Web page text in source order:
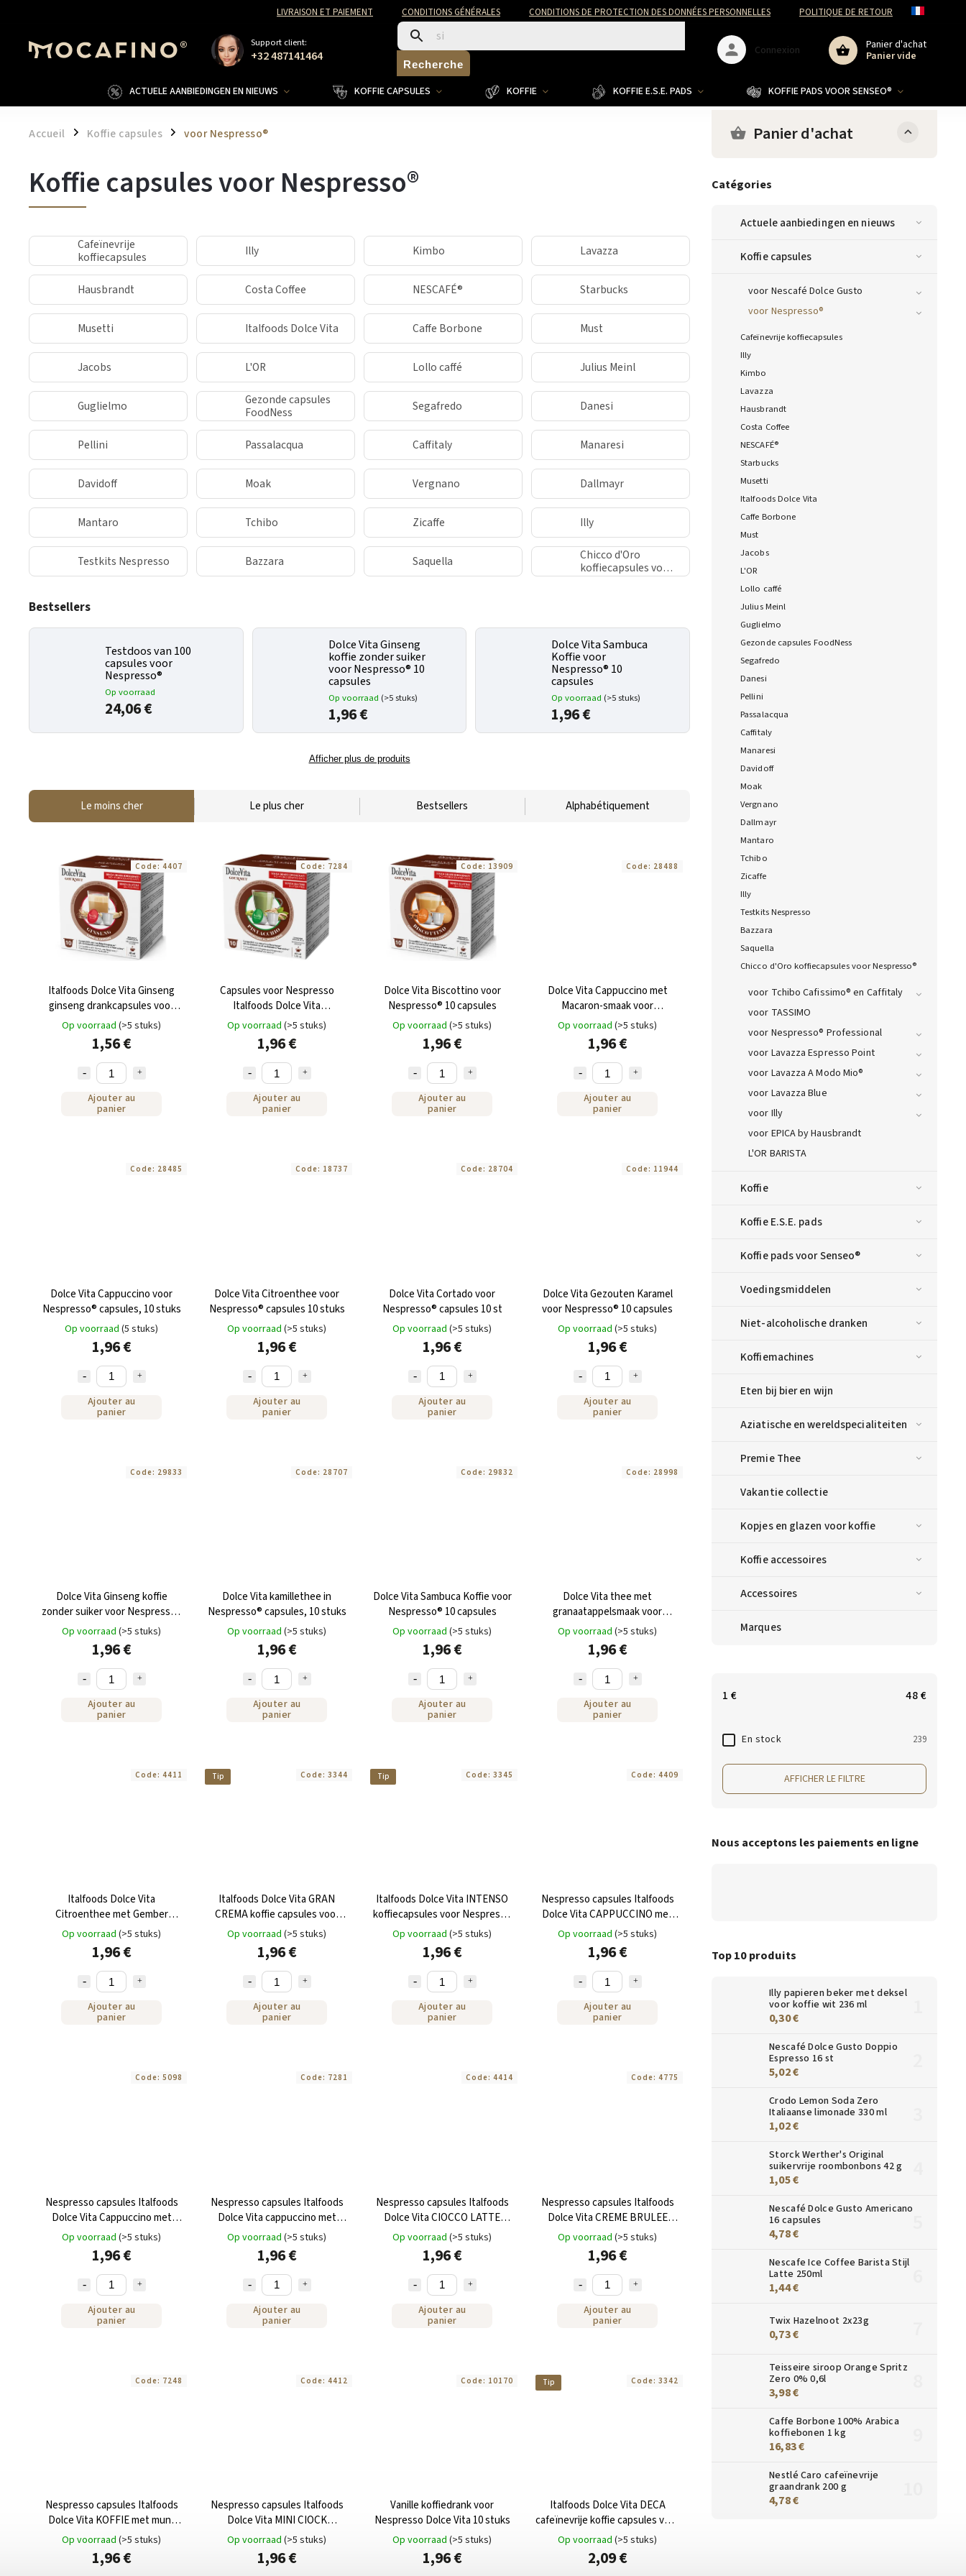
LIVRAISON ET PAIEMENT CONDITIONS GÉNÉRALES CONDITIONS DE PROTECTION DES DONNÉES PERSONNELLES POLITIQUE DE RETOUR
Support client:
+32 487141464 Recherche
Panier d'achat
Panier vide
Connexion
ACTUELE AANBIEDINGEN EN NIEUWS KOFFIE CAPSULES KOFFIE KOFFIE E.S.E. PADS KOFFIE PADS VOOR SENSEO®
Accueil / Koffie capsules / voor Nespresso® Panier d'achat
Catégories
Actuele aanbiedingen en nieuws
Koffie capsules
voor Nescafé Dolce Gusto
voor Nespresso®
Cafeïnevrije koffiecapsules
Illy
Kimbo
Lavazza
Hausbrandt
Costa Coffee
NESCAFÉ®
Starbucks
Musetti
Italfoods Dolce Vita
Caffe Borbone
Must
Jacobs
L'OR
Lollo caffé
Julius Meinl
Guglielmo
Gezonde capsules FoodNess
Segafredo
Danesi
Pellini
Passalacqua
Caffitaly
Manaresi
Davidoff
Moak
Vergnano
Dallmayr
Mantaro
Tchibo
Zicaffe
Illy
Testkits Nespresso
Bazzara
Saquella
Chicco d'Oro koffiecapsules voor Nespresso®
voor Tchibo Cafissimo® en Caffitaly
voor TASSIMO
voor Nespresso® Professional
voor Lavazza Espresso Point
voor Lavazza A Modo Mio®
voor Lavazza Blue
voor Illy
voor EPICA by Hausbrandt
L'OR BARISTA
Koffie
Koffie E.S.E. pads
Koffie pads voor Senseo®
Voedingsmiddelen
Niet-alcoholische dranken
Koffiemachines
Eten bij bier en wijn
Aziatische en wereldspecialiteiten
Premie Thee
Vakantie collectie
Kopjes en glazen voor koffie
Koffie accessoires
Accessoires
Marques
1 € 48€
En stock 239
AFFICHER LE FILTRE
Nous acceptons les paiements en ligne
Top 10 produits
Illy papieren beker met deksel
voor koffie wit 236 ml
0,30 €
Nescafé Dolce Gusto Doppio
Espresso 16 st
5,02 €
Crodo Lemon Soda Zero
Italiaanse limonade 330 ml
1,02 €
Storck Werther's Original
suikervrije roombonbons 42 g
1,05 €
Nescafé Dolce Gusto Americano
16 capsules
4,78 €
Nescafe Ice Coffee Barista Stijl
Latte 250ml
1,44 €
Twix Hazelnoot 2x23g
0,73 €
Teisseire siroop Orange Spritz
Zero 0% 0,6l
3,98 €
Caffe Borbone 100% Arabica
koffiebonen 1 kg
16,83 €
Nestlé Caro cafeïnevrije
graandrank 200 g
4,78 €
Koffie capsules voor Nespresso®
Cafeïnevrije
koffiecapsules
Illy Kimbo Lavazza
Hausbrandt Costa Coffee NESCAFÉ® Starbucks
Musetti Italfoods Dolce Vita Caffe Borbone Must
Jacobs L'OR Lollo caffé Julius Meinl
Guglielmo
Gezonde capsules
FoodNess
Segafredo Danesi
Pellini Passalacqua Caffitaly Manaresi
Davidoff Moak Vergnano Dallmayr
Mantaro Tchibo Zicaffe Illy
Testkits Nespresso Bazzara Saquella
Chicco d'Oro
koffiecapsules voor
Nespresso®
Bestsellers
Testdoos van 100
capsules voor
Nespresso®
Op voorraad
24,06 €
Dolce Vita Ginseng
koffie zonder suiker
voor Nespresso® 10
capsules
Op voorraad (>5 stuks)
1,96 €
Dolce Vita Sambuca
Koffie voor
Nespresso® 10
capsules
Op voorraad (>5 stuks)
1,96 €
Afficher plus de produits
Le moins cher Le plus cher Bestsellers Alphabétiquement
Italfoods Dolce Vita Ginseng
ginseng drankcapsules voor
Nespresso 10 stuks
Op voorraad (>5 stuks)
1,56 €
Ajouter au
panier
Code: 4407
Capsules voor Nespresso
Italfoods Dolce Vita
CAPPUCCINO met pistache 10
stuks
Op voorraad (>5 stuks)
1,96 €
Ajouter au
panier
Code: 7284
Dolce Vita Biscottino voor
Nespresso® 10 capsules
Op voorraad (>5 stuks)
1,96 €
Ajouter au
panier
Code: 13909
Dolce Vita Cappuccino met
Macaron-smaak voor
Nespresso® capsules (10 stuks)
Op voorraad (>5 stuks)
1,96 €
Ajouter au
panier
Code: 28488
Dolce Vita Cappuccino voor
Nespresso® capsules, 10 stuks
Op voorraad (5 stuks)
1,96 €
Ajouter au
panier
Code: 28485
Dolce Vita Citroenthee voor
Nespresso® capsules 10 stuks
Op voorraad (>5 stuks)
1,96 €
Ajouter au
panier
Code: 18737
Dolce Vita Cortado voor
Nespresso® capsules 10 st
Op voorraad (>5 stuks)
1,96 €
Ajouter au
panier
Code: 28704
Dolce Vita Gezouten Karamel
voor Nespresso® 10 capsules
Op voorraad (>5 stuks)
1,96 €
Ajouter au
panier
Code: 11944
Dolce Vita Ginseng koffie
zonder suiker voor Nespresso®
10 capsules
Op voorraad (>5 stuks)
1,96 €
Ajouter au
panier
Code: 29833
Dolce Vita kamillethee in
Nespresso® capsules, 10 stuks
Op voorraad (>5 stuks)
1,96 €
Ajouter au
panier
Code: 28707
Dolce Vita Sambuca Koffie voor
Nespresso® 10 capsules
Op voorraad (>5 stuks)
1,96 €
Ajouter au
panier
Code: 29832
Dolce Vita thee met
granaatappelsmaak voor
Nespresso, 10 capsules
Op voorraad (>5 stuks)
1,96 €
Ajouter au
panier
Code: 28998
Italfoods Dolce Vita
Citroenthee met Gember
Capsules voor Nespresso 10
stuks
Op voorraad (>5 stuks)
1,96 €
Ajouter au
panier
Code: 4411 Tip
Italfoods Dolce Vita GRAN
CREMA koffie capsules voor
Nespresso 10 stuks
Op voorraad (>5 stuks)
1,96 €
Ajouter au
panier
Code: 3344 Tip
Italfoods Dolce Vita INTENSO
koffiecapsules voor Nespresso
10 stuks
Op voorraad (>5 stuks)
1,96 €
Ajouter au
panier
Code: 3345
Nespresso capsules Italfoods
Dolce Vita CAPPUCCINO met
hazelnootsmaak 10 stuks
Op voorraad (>5 stuks)
1,96 €
Ajouter au
panier
Code: 4409
Nespresso capsules Italfoods
Dolce Vita Cappuccino met
IRISH CREAM 10 stuks
Op voorraad (>5 stuks)
1,96 €
Ajouter au
panier
Code: 5098
Nespresso capsules Italfoods
Dolce Vita cappuccino met
KARAMEL 10 stuks
Op voorraad (>5 stuks)
1,96 €
Ajouter au
panier
Code: 7281
Nespresso capsules Italfoods
Dolce Vita CIOCCO LATTE
chocoladedrank met melk 10
stuks
Op voorraad (>5 stuks)
1,96 €
Ajouter au
panier
Code: 4414
Nespresso capsules Italfoods
Dolce Vita CREME BRULEE
melkdrank 10st
Op voorraad (>5 stuks)
1,96 €
Ajouter au
panier
Code: 4775
Nespresso capsules Italfoods
Dolce Vita KOFFIE met munt
10st
Op voorraad (>5 stuks)
1,96 €
Code: 7248
Nespresso capsules Italfoods
Dolce Vita MINI CIOCK
chocoladedrank 10 stuks
Op voorraad (>5 stuks)
1,96 €
Code: 4412
Vanille koffiedrank voor
Nespresso Dolce Vita 10 stuks
Op voorraad (>5 stuks)
1,96 €
Code: 10170 Tip
Italfoods Dolce Vita DECA
cafeïnevrije koffie capsules voor
Nespresso 10 stuks
Op voorraad (>5 stuks)
2,09 €
Code: 3342